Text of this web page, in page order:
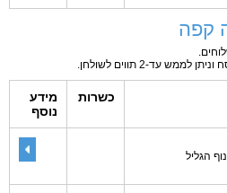
קפה
עד-2 תווים לשולחן.
כשרות
מידע
נוסף